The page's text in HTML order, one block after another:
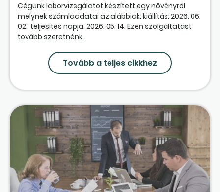
Cégünk laborvizsgálatot készített egy növényről,
melynek számlaadatai az alábbiak: kiállítás: 2026. 06.
02., teljesítés napja: 2026. 05. 14. Ezen szolgáltatást
tovább szeretnénk...
Tovább a teljes cikkhez